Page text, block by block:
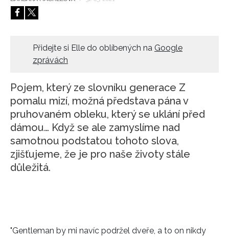
HOME
Přidejte si Elle do oblíbených na Google
zprávách
Pojem, který ze slovníku generace Z
pomalu mizí, možná představa pána v
pruhovaném obleku, který se uklání před
dámou… Když se ale zamyslíme nad
samotnou podstatou tohoto slova,
zjišťujeme, že je pro naše životy stále
důležitá.
"Gentleman by mi navíc podržel dveře, a to on nikdy